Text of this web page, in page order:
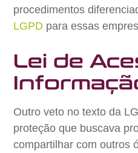
procedimentos
LGPD para essas
Lei de
Outro veto no texto da
proteção que buscava
compartilhar com outros